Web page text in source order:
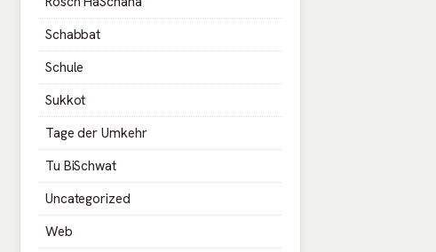
Schabbat
Schule
Sukkot
Tage der Umkehr
Tu BiSchwat
Uncategorized
Web